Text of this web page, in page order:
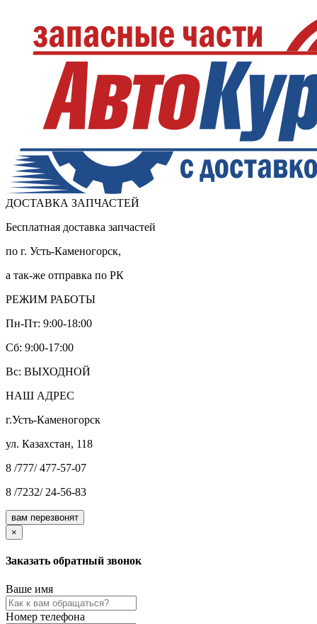
ДОСТАВКА ЗАПЧАСТЕЙ
Бесплатная доставка запчастей
по г. Усть-Каменогорск,
а так-же отправка по РК
РЕЖИМ РАБОТЫ
Пн-Пт: 9:00-18:00
Cб: 9:00-17:00
Вс: ВЫХОДНОЙ
НАШ АДРЕС
г.Усть-Каменогорск
ул. Казахстан, 118
8 /777/ 477-57-07
8 /7232/ 24-56-83
вам перезвонят
×
Заказать обратный звонок
Ваше имя
Номер телефона